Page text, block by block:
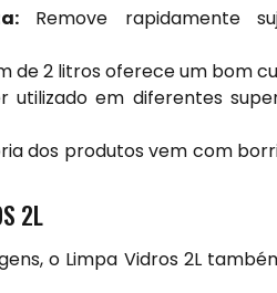
Remove rapidamente
de 2 litros oferece um bom
utilizado em diferentes
dos produtos vem com
2L
o Limpa Vidros 2L